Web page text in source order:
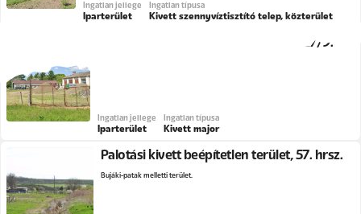
Ingatlan jellege
Iparterület
Ingatlan típusa
Kivett szennyvíztisztító telep, közterület
Palotási kivett major, Ifjúság utca, 0127/9.
Ingatlan jellege
Iparterület
Ingatlan típusa
Kivett major
Palotási kivett beépítetlen terület, 57. hrsz.
Bujáki-patak melletti terület.